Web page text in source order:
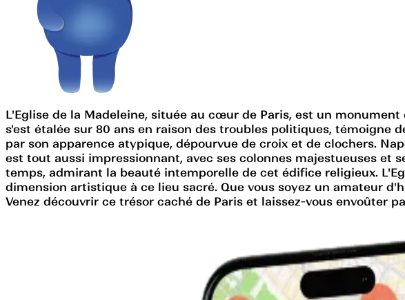
L'Eglise de la Madeleine, située au cœur de Paris, est un
s'est étalée sur 80 ans en raison des troubles politiques, témoigne
par son apparence atypique, dépourvue de croix et de clochers.
est tout aussi impressionnant, avec ses colonnes majestueuses et
temps, admirant la beauté intemporelle de cet édifice religieux.
dimension artistique à ce lieu sacré. Que vous soyez un amateur
Venez découvrir ce trésor caché de Paris et laissez-vous envoûter